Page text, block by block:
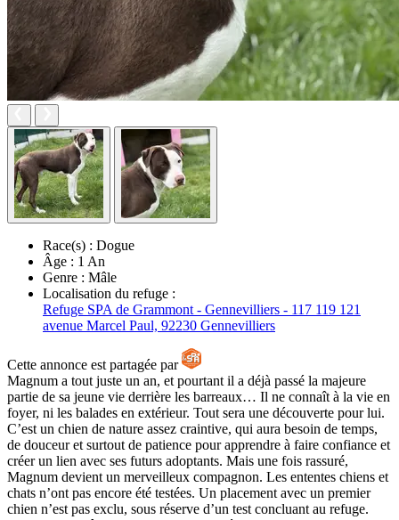
Race(s) : Dogue
Âge : 1 An
Genre : Mâle
Localisation du refuge :
Refuge SPA de Grammont - Gennevilliers - 117 119 121
avenue Marcel Paul, 92230 Gennevilliers
Cette annonce est partagée par
Magnum a tout juste un an, et pourtant il a déjà passé la majeure
partie de sa jeune vie derrière les barreaux… Il ne connaît à la vie en
foyer, ni les balades en extérieur. Tout sera une découverte pour lui.
C’est un chien de nature assez craintive, qui aura besoin de temps,
de douceur et surtout de patience pour apprendre à faire confiance et
créer un lien avec ses futurs adoptants. Mais une fois rassuré,
Magnum devient un merveilleux compagnon. Les ententes chiens et
chats n’ont pas encore été testées. Un placement avec un premier
chien n’est pas exclu, sous réserve d’un test concluant au refuge.